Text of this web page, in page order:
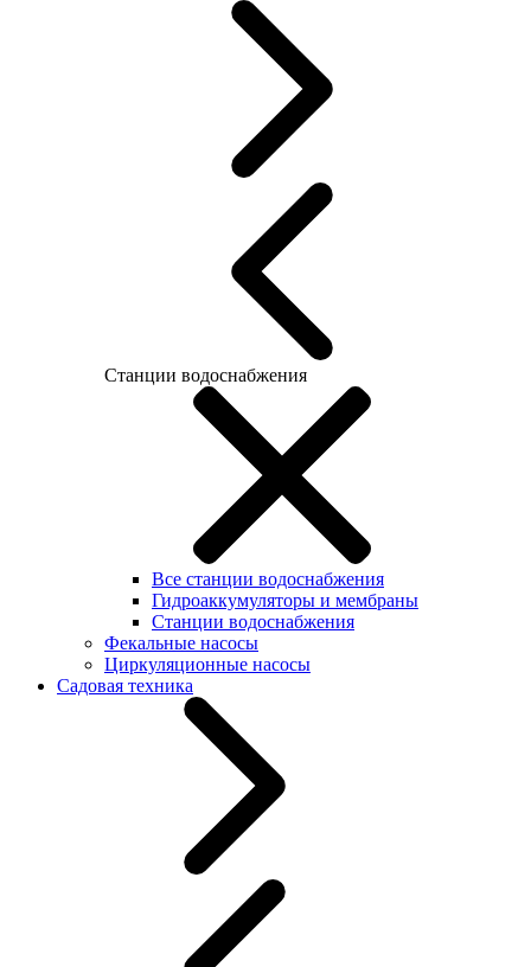
Станции водоснабжения
Все станции водоснабжения
Гидроаккумуляторы и мембраны
Станции водоснабжения
Фекальные насосы
Циркуляционные насосы
Садовая техника